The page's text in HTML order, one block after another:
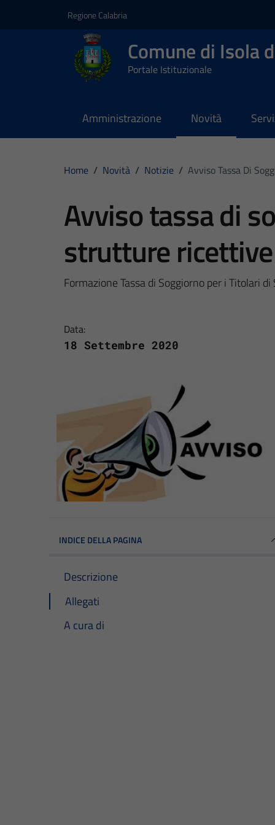
Regione Calabria
Comune di Isola
Portale Istituzionale
Amministrazione Novità
Home / Novità / Notizie / Avviso Tassa Di
Avviso tassa di
strutture ricettive
Formazione Tassa di Soggiorno per i Titolari
Data:
18 Settembre 2020
INDICE DELLA PAGINA
Descrizione
Allegati
A cura di